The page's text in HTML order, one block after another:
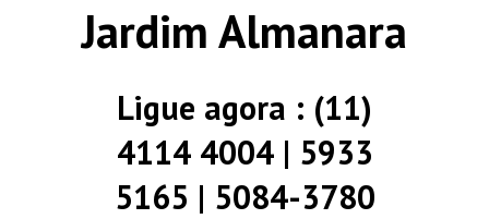
Jardim Almanara
Ligue agora : (11)
4114 4004 | 5933
5165 | 5084-3780